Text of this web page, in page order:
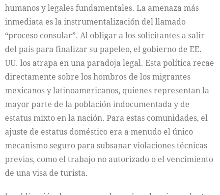
humanos y legales fundamentales. La amenaza más
inmediata es la instrumentalización del llamado
“proceso consular”. Al obligar a los solicitantes a salir
del país para finalizar su papeleo, el gobierno de EE.
UU. los atrapa en una paradoja legal. Esta política recae
directamente sobre los hombros de los migrantes
mexicanos y latinoamericanos, quienes representan la
mayor parte de la población indocumentada y de
estatus mixto en la nación. Para estas comunidades, el
ajuste de estatus doméstico era a menudo el único
mecanismo seguro para subsanar violaciones técnicas
previas, como el trabajo no autorizado o el vencimiento
de una visa de turista.